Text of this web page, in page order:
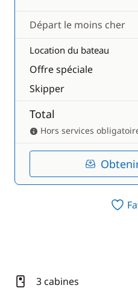
Départ le moins cher
Location du bateau
Offre spéciale
Skipper
Total
Hors services
3 cabines